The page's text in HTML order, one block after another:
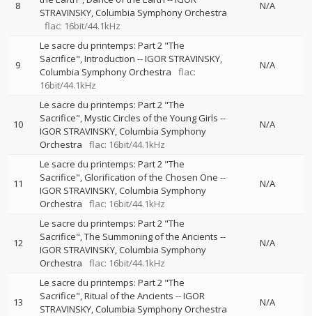
8
STRAVINSKY Columbia Symphony Orchestra
flac: 16bit/44.1kHz
N/A
9
Le sacre du printemps: Part 2 "The
Sacrifice", Introduction --IGOR STRAVINSKY
Columbia Symphony Orchestra
flac:
16bit/44.1kHz
N/A
10
Le sacre du printemps: Part 2 "The
Sacrifice", Mystic Circles of the Young Girls --
IGOR STRAVINSKY Columbia Symphony
Orchestra
flac: 16bit/44.1kHz
N/A
11
Le sacre du printemps: Part 2 "The
Sacrifice", Glorification of the Chosen One --
IGOR STRAVINSKY Columbia Symphony
Orchestra
flac: 16bit/44.1kHz
N/A
12
Le sacre du printemps: Part 2 "The
Sacrifice", The Summoning of the Ancients --
IGOR STRAVINSKY Columbia Symphony
Orchestra
flac: 16bit/44.1kHz
N/A
13
Le sacre du printemps: Part 2 "The
Sacrifice", Ritual of the Ancients --IGOR
STRAVINSKY Columbia Symphony Orchestra
N/A